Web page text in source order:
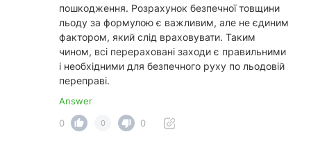
пошкодження. Розрахунок безпечної товщини
льоду за формулою є важливим, але не єдиним
фактором, який слід враховувати. Таким
чином, всі перераховані заходи є правильними
і необхідними для безпечного руху по льодовій
переправі.
Answer
0
0 0